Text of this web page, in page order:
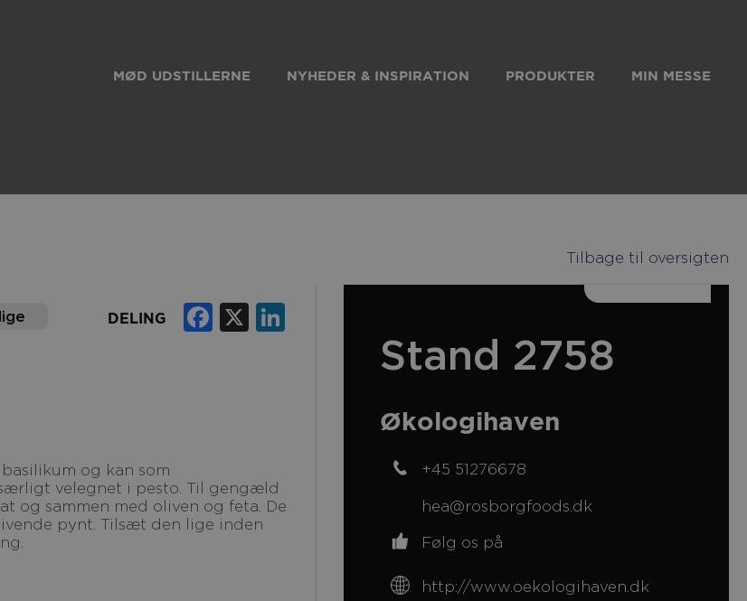
MØD UDSTILLERNE NYHEDER & INSPIRATION PRODUKTER MIN MESSE
Tilbage til oversigten
DELING Facebook
X LinkedIn
velegnet i pesto. Til gengæld
og sammen med oliven og feta. De
pynt. Tilsæt den lige inden
Stand 2758
Økologihaven
+45 51276678
hea@rosborgfoods.dk
Følg os på
http://www.oekologihaven.dk